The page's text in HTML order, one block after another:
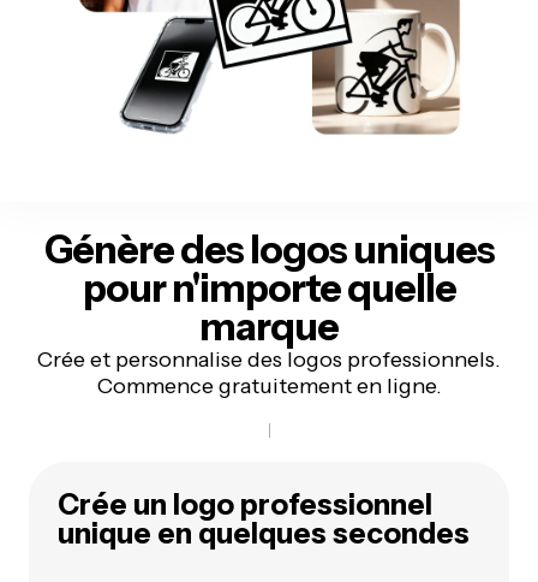
Génère des logos uniques
pour n'importe quelle
marque
Crée et personnalise des logos professionnels.
Commence gratuitement en ligne.
Crée un logo professionnel
unique en quelques secondes